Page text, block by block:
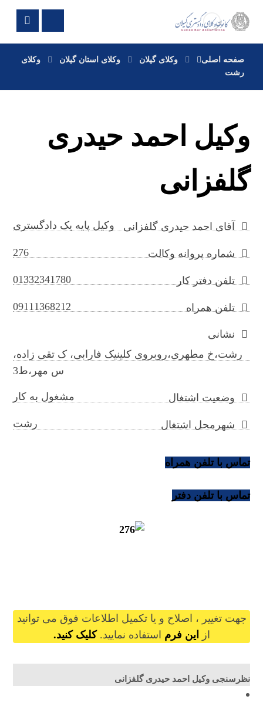
صفحه اصلی وکلای گیلان وکلای استان گیلان
وکلای
رشت
وکیل احمد حیدری
گلفزانی
آقای احمد حیدری گلفزانی وکیل پایه یک دادگستری
شماره پروانه وکالت 276
تلفن دفتر کار 01332341780
تلفن همراه 09111368212
نشانی
رشت،خ مطهری،روبروی کلینیک فارابی، ک تقی زاده،
س مهر،ط3
وضعیت اشتغال مشغول به کار
شهرمحل اشتغال رشت
تماس با تلفن همراه
تماس با تلفن دفتر
جهت تغییر ، اصلاح و یا تکمیل اطلاعات فوق می توانید
از
این فرم استفاده نمایید. کلیک کنید.
نظرسنجی وکیل احمد حیدری گلفزانی